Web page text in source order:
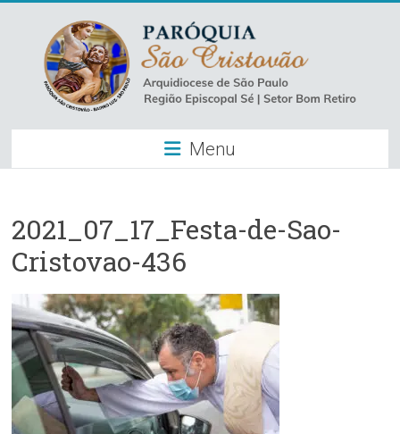
content
Paróquia
São
–
Luz
Arquidiocese
de
São
Paulo
Região
Episcopal
Menu
2021_07_17_Festa-de-Sao-
Cristovao-436